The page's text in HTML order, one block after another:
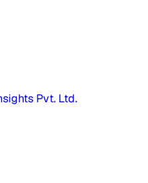
Pvt. Ltd.